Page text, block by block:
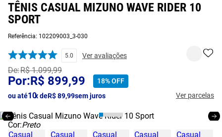
TÊNIS CASUAL MIZUNO WAVE RIDER 10
SPORT
Referência: 102209003_3-030
5.0 Ver avaliações
R$ 1.099,99
R$ 899,99 18%OFF
ou até10x deR$89,99sem juros Ver parcelas
Cor:Preto